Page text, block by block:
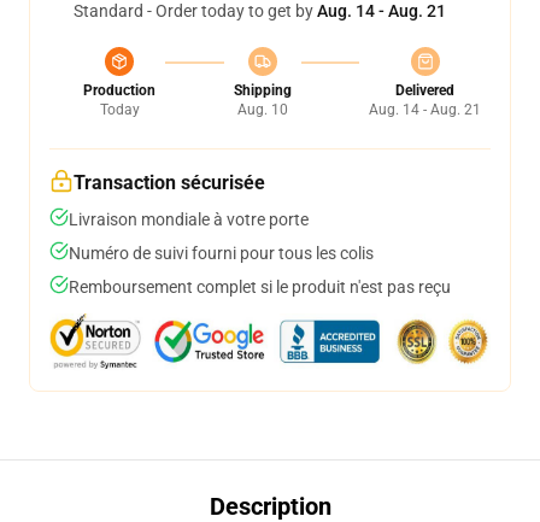
Standard - Order today to get byAug. 14 - Aug. 21
Production
Today
Shipping
Aug. 10
Delivered
Aug. 14 - Aug. 21
Transaction sécurisée
Livraison mondiale à votre porte
Numéro de suivi fourni pour tous les colis
Remboursement complet si le produit n'est pas reçu
Description